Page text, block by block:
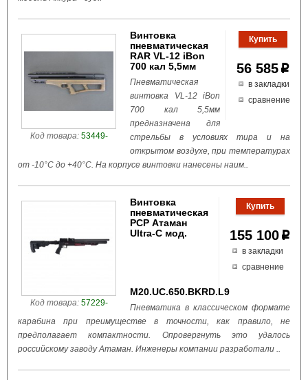
56 585 p
в закладки
сравнение
Код товара:53449-
Винтовка
пневматическая
RAR VL-12 iBon
700 кал 5,5мм
Пневматическая
винтовка VL-12 iBon
700 кал 5,5мм
предназначена для
стрельбы в условиях тира и на
открытом воздухе, при температурах
от -10°С до +40°С. На корпусе винтовки нанесены наим..
155 100 p
в закладки
сравнение
Код товара:57229-
Винтовка
пневматическая
PCP Атаман
Ultra-C мод.
M20.UC.650.BKRD.L9
Пневматика в классическом формате
карабина при преимуществе в точности, как правило, не
предполагает компактности. Опровергнуть это удалось
российскому заводу Атаман. Инженеры компании разработали ..